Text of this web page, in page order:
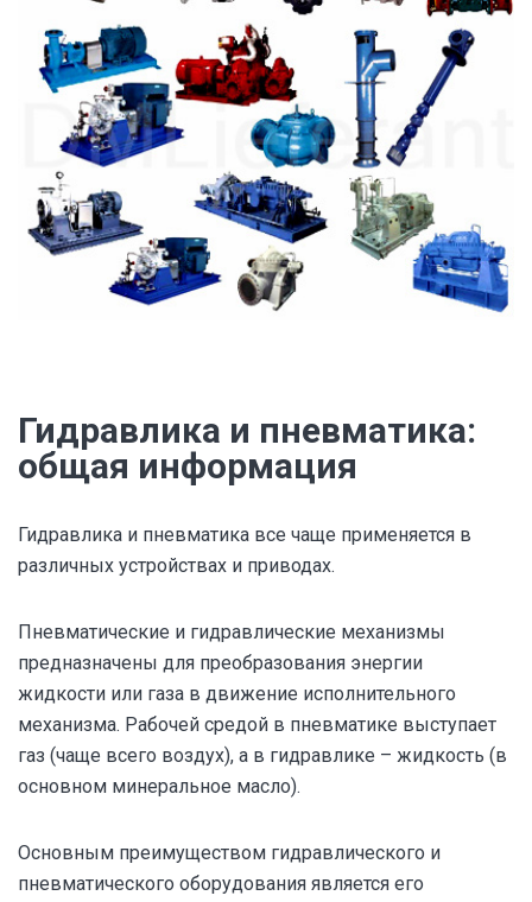
Гидравлика и пневматика:
общая информация
Гидравлика и пневматика все чаще применяется в
различных устройствах и приводах.
Пневматические и гидравлические механизмы
предназначены для преобразования энергии
жидкости или газа в движение исполнительного
механизма. Рабочей средой в пневматике выступает
газ (чаще всего воздух), а в гидравлике – жидкость (в
основном минеральное масло).
Основным преимуществом гидравлического и
пневматического оборудования является его